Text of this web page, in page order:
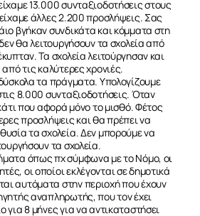
13.000 συνταξιοδοτήσεις στους
άλλες 2.200 προσλήψεις. Σας
βγήκαν συνδικάτα και κόμματα στη
θα λειτουργήσουν τα σχολεία από
Τα σχολεία λειτούργησαν και
τις καλύτερες χρονιές.
τα πράγματα. Υπολογίζουμε
8.000 συνταξιοδοτήσεις. Όταν
που αφορά μόνο το μισθό. Φέτος
προσλήψεις και θα πρέπει να
τα σχολεία. Δεν μπορούμε να
τα σχολεία.
όπως πχ σύμφωνα με το Νόμο, οι
οι οποίοι εκλέγονται σε δημοτικά
αυτόματα στην περιοχή που έχουν
αναπληρωτής, που τον έχει
για 8 μήνες για να αντικαταστήσει